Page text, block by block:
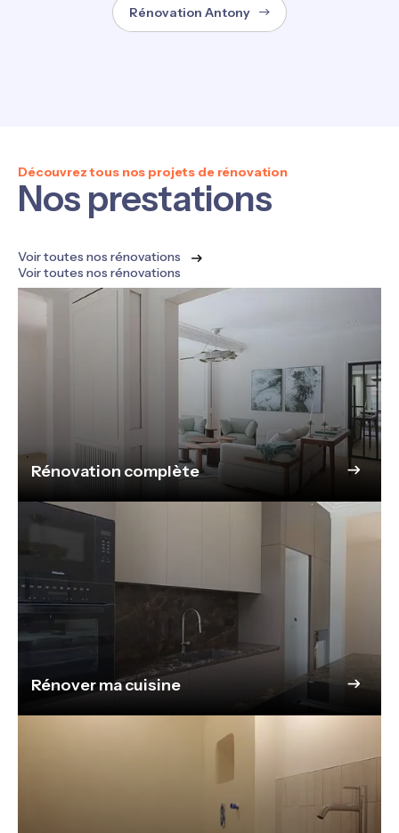
Rénovation Antony
Découvrez tous nos projets de rénovation
Nos prestations
Voir toutes nos rénovations
Voir toutes nos rénovations
Rénovation complète
Rénover ma cuisine